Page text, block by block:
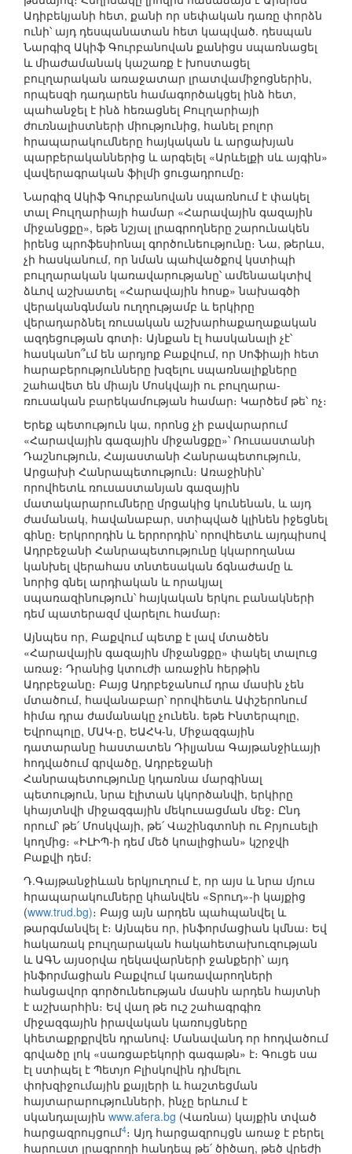
Ադիբեկյանի հետ, քանի որ սեփական դառը փորձն
ունի՝ այդ դեսպանատան հետ կապված. դեսպան
Նարգիզ Ակիֆ Գուրբանովան քանիցս սպառնացել
և միաժամանակ կաշառք է խոստացել
բուլղարական առաջատար լրատվամիջոցներին,
որպեսզի դադարեն համագործակցել ինձ հետ,
պահանջել է ինձ հեռացնել Բուլղարիայի
ժուռնալիստների միությունից, հանել բոլոր
հրապարակումները հայկական և արցախյան
պարբերականներից և արգելել «Արևելքի սև այգին»
վավերագրական ֆիլմի ցուցադրումը։
Նարգիզ Ակիֆ Գուրբանովան սպառնում է փակել
տալ Բուլղարիայի համար «Հարավային գազային
միջանցքը», եթե նշյալ լրագրողները շարունակեն
իրենց պրոֆեսիոնալ գործունեությունը։ Նա, թերևս,
չի հասկանում, որ նման պահվածքով կստիպի
բուլղարական կառավարությանը՝ ամենաակտիվ
ձևով աշխատել «Հարավային հոսք» նախագծի
վերականգնման ուղղությամբ և երկիրը
վերադարձնել ռուսական աշխարհաքաղաքական
ազդեցության գոտի։ Այնքան էլ հասկանալի չէ՝
հասկանո՞ւմ են արդյոք Բաքվում, որ Սոֆիայի հետ
հարաբերությունները խզելու սպառնալիքները
շահավետ են միայն Մոսկվայի ու բուլղարա-
ռուսական բարեկամության համար։ Կարծեմ թե՝ ոչ։
Երեք պետություն կա, որոնց չի բավարարում
«Հարավային գազային միջանցքը»՝ Ռուսաստանի
Դաշնություն, Հայաստանի Հանրապետություն,
Արցախի Հանրապետություն։ Առաջինին՝
որովհետև ռուսաստանյան գազային
մատակարարումները մրցակից կունենան, և այդ
ժամանակ, հավանաբար, ստիպված կլինեն իջեցնել
գինը։ Երկրորդին և երրորդին՝ որովհետև այդպիսով
Ադրբեջանի Հանրապետությունը կկարողանա
կանխել վերահաս տնտեսական ճգնաժամը և
նորից գնել արդիական և որակյալ
սպառազինություն՝ հայկական երկու բանակների
դեմ պատերազմ վարելու համար։
Այնպես որ, Բաքվում պետք է լավ մտածեն
«Հարավային գազային միջանցքը» փակել տալուց
առաջ։ Դրանից կտուժի առաջին հերթին
Ադրբեջանը։ Բայց Ադրբեջանում դրա մասին չեն
մտածում, հավանաբար՝ որովհետև Ափշերոնում
հիմա դրա ժամանակը չունեն. եթե Ինտերպոլը,
Եվրոպոլը, ՄԱԿ-ը, ԵԱՀԿ-ն, Միջազգային
դատարանը հաստատեն Դիլյանա Գայթանջիևայի
հոդվածում գրվածը, Ադրբեջանի
Հանրապետությունը կդառնա մարգինալ
պետություն, նրա էլիտան կկործանվի, երկիրը
կհայտնվի միջազգային մեկուսացման մեջ։ Ընդ
որում՝ թե՛ Մոսկվայի, թե՛ Վաշինգտոնի ու Բրյուսելի
կողմից։ «ԻԼԻՊ-ի դեմ մեծ կոալիցիան» կշրջվի
Բաքվի դեմ։
Դ.Գայթանջիևան երկյուղում է, որ այս և նրա մյուս
հրապարակումները կհանվեն «Տրուդ»-ի կայքից
(www.trud.bg)։ Բայց այն արդեն պահպանվել և
թարգմանվել է։ Այնպես որ, ինֆորմացիան կմնա։ Եվ
հակառակ բուլղարական հակահետախուզության
և ԱԳՆ այսօրվա ղեկավարների ջանքերի՝ այդ
ինֆորմացիան Բաքվում կառավարողների
հանցավոր գործունեության մասին արդեն հայտնի
է աշխարհին։ Եվ վաղ թե ուշ շահագրգիռ
միջազգային իրավական կառույցները
կհետաքրքրվեն դրանով։ Մանավանդ որ հոդվածում
գրվածը լոկ «սառցաբեկորի գագաթն» է։ Գուցե սա
էլ ստիպել է Պետյո Բլիսկովին դիմելու
փոխզիջումային քայլերի և հաշտեցման
հայտարարությունների, ինչը երևում է
սկանդալային www.afera.bg (Վառնա) կայքին տված
հարցազրույցում4։ Այդ հարցազրույցն առաջ է բերել
հարուստ լրագրողի հանդեպ թե՛ ծիծաղ, թեծ վրեժի